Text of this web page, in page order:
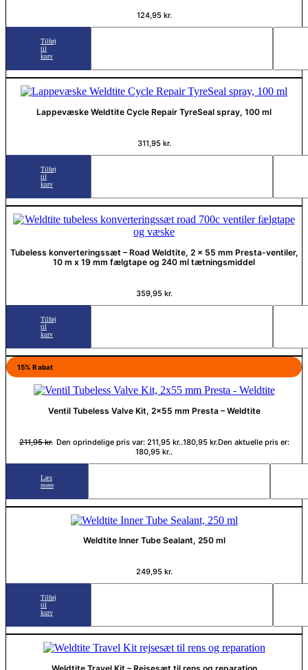
124,95 kr.
Tilføj
til
kurv
Lappevæske Weldtite Cycle Repair TyreSeal spray, 100 ml
311,95 kr.
Tilføj
til
kurv
Tubeless konverteringssæt – Road Weldtite, 2 x 55 mm Presta-ventiler,
10 m x 19 mm fælgtape og 240 ml tætningsmiddel
359,95 kr.
Tilføj
til
kurv
15% Rabat
Ventil Tubeless Valve Kit, 2×55 mm Presta – Weldtite
211,95kr. Den oprindelige pris var: 211,95 kr..180,95 kr.Den aktuelle pris er:
180,95 kr..
Læs
mere
Weldtite Inner Tube Sealant, 250 ml
249,95 kr.
Tilføj
til
kurv